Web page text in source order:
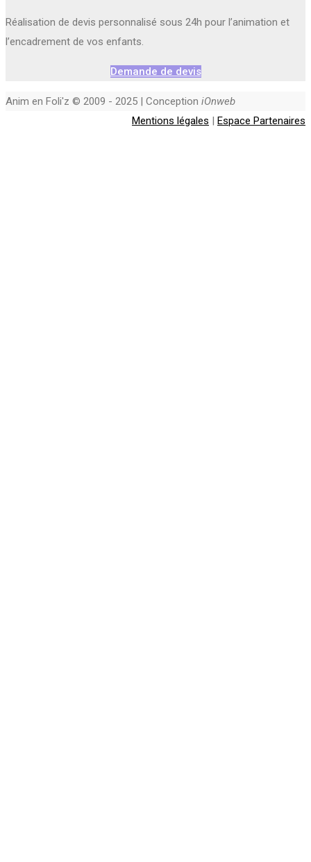
Réalisation de devis personnalisé sous 24h pour l’animation et
l’encadrement de vos enfants.
Demande de devis
Anim en Foli'z © 2009 - 2025 | Conception iOnweb
Mentions légales | Espace Partenaires